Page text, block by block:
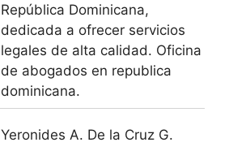
República Dominicana,
dedicada a ofrecer servicios
legales de alta calidad. Oficina
de abogados en republica
dominicana.
Yeronides A. De la Cruz G.